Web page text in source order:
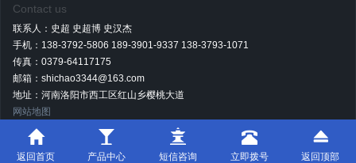
Contact us
联系人：史超 史超博 史汉杰
手机：138-3792-5806 189-3901-9337 138-3793-1071
传真：0379-64117175
邮箱：shichao3344@163.com
地址：河南洛阳市西工区红山乡樱桃大道
网站地图
豫ICP备2025151358号-1 版权所有 洛阳市方特工贸有限公司
返回首页 产品中心 短信咨询 立即拨号 返回顶部